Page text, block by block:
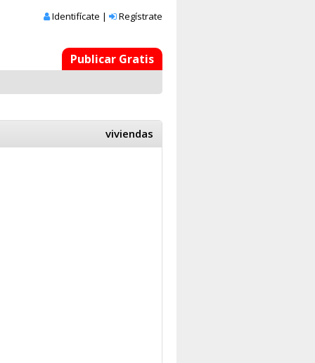
Identifícate | Regístrate
Publicar Gratis
viviendas